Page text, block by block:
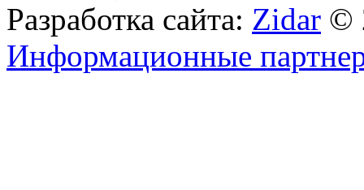
Разработка сайта: Zidar ©
Информационные